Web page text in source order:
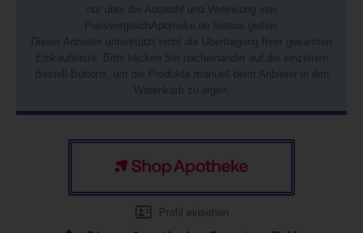
nur über die Auswahl und Verlinkung von
PreisvergleichApotheke.de heraus gelten.
Dieser Anbieter unterstützt nicht die Übertragung Ihrer gesamten
Einkaufsliste. Bitte klicken Sie nacheinander auf die einzelnen
Bestell-Buttons, um die Produkte manuell beim Anbieter in den
Warenkorb zu legen.
Profil einsehen